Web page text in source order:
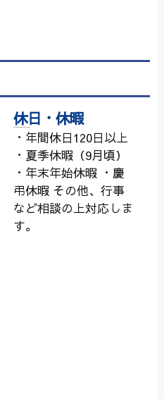
休日・休暇
・年間休日120日以上
・夏季休暇（9月頃）
・年末年始休暇 ・慶
弔休暇 その他、行事
など相談の上対応しま
す。